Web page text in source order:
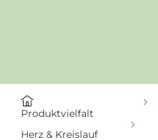
Produktvielfalt
Herz & Kreislauf